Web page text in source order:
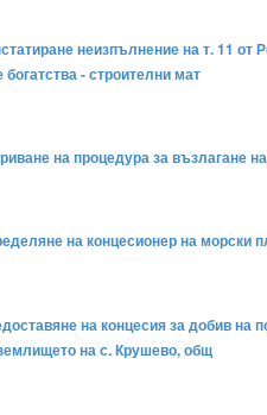
неизпълнение на т. 11
богатства - строителни мат
на процедура за
на концесионер на морски
на концесия за добив на
на с. Крушево, общ